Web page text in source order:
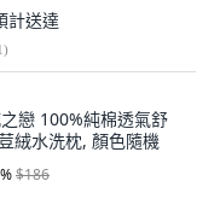
計送達
)
戀 100%純棉透氣舒
絨水洗枕, 顏色隨機
%$186